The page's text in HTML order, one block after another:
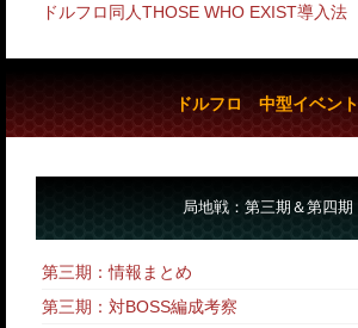
ドルフロ同人THOSE WHO EXIST導入法
ドルフロ 中型イベント
局地戦：第三期＆第四期
第三期：情報まとめ
第三期：対BOSS編成考察